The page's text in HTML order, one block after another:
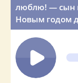
люблю! — сын
Новым годом